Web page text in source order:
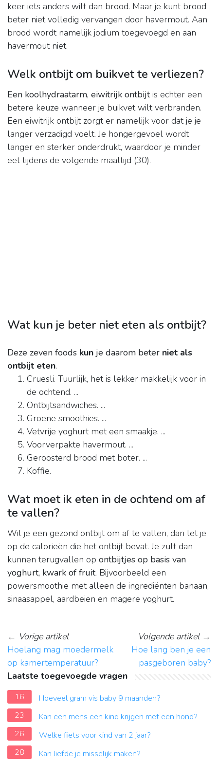
keer iets anders wilt dan brood. Maar je kunt brood
beter niet volledig vervangen door havermout. Aan
brood wordt namelijk jodium toegevoegd en aan
havermout niet.
Welk ontbijt om buikvet te verliezen?
Een koolhydraatarm, eiwitrijk ontbijtis echter een
betere keuze wanneer je buikvet wilt verbranden.
Een eiwitrijk ontbijt zorgt er namelijk voor dat je je
langer verzadigd voelt. Je hongergevoel wordt
langer en sterker onderdrukt, waardoor je minder
eet tijdens de volgende maaltijd (30).
Wat kun je beter niet eten als ontbijt?
Deze zeven foods kun je daarom beter niet als
ontbijt eten.
Cruesli. Tuurlijk, het is lekker makkelijk voor in
de ochtend. ...
Ontbijtsandwiches. ...
Groene smoothies. ...
Vetvrije yoghurt met een smaakje. ...
Voorverpakte havermout. ...
Geroosterd brood met boter. ...
Koffie.
Wat moet ik eten in de ochtend om af
te vallen?
Wil je een gezond ontbijt om af te vallen, dan let je
op de calorieën die het ontbijt bevat. Je zult dan
kunnen terugvallen op ontbijtjes op basis van
yoghurt, kwark of fruit. Bijvoorbeeld een
powersmoothie met alleen de ingrediënten banaan,
sinaasappel, aardbeien en magere yoghurt.
← Vorige artikel
Hoelang mag moedermelk
op kamertemperatuur?
Volgende artikel→
Hoe lang ben je een
pasgeboren baby?
Laatste toegevoegde vragen
16
Hoeveel gram vis baby 9 maanden?
23
Kan een mens een kind krijgen met een hond?
26
Welke fiets voor kind van 2 jaar?
28
Kan liefde je misselijk maken?